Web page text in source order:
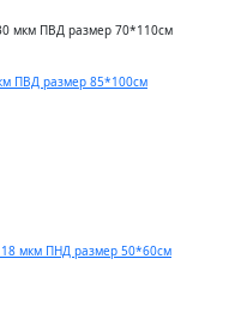
мкм ПВД размер 70*110см
ПВД размер 85*100см
18 мкм ПНД размер 50*60см